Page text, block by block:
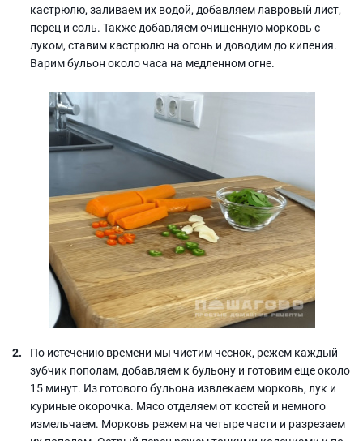
кастрюлю, заливаем их водой, добавляем лавровый лист,
перец и соль. Также добавляем очищенную морковь с
луком, ставим кастрюлю на огонь и доводим до кипения.
Варим бульон около часа на медленном огне.
По истечению времени мы чистим чеснок, режем каждый
зубчик пополам, добавляем к бульону и готовим еще около
15 минут. Из готового бульона извлекаем морковь, лук и
куриные окорочка. Мясо отделяем от костей и немного
измельчаем. Морковь режем на четыре части и разрезаем